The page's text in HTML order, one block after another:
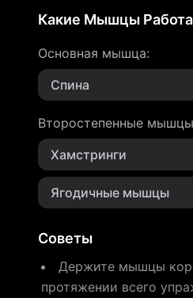
Какие Мышцы
Основная мышца:
Спина
Второстепенные мышцы
Хамстринги
Ягодичные мышцы
Советы
Держите мышцы
протяжении всего